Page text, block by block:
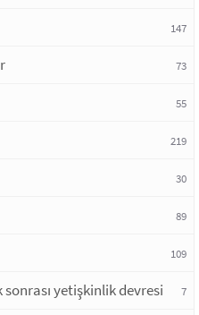
147
73
55
219
30
89
109
yetişkinlik devresi 7